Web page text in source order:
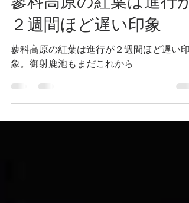
Masayuki Kano
2021年10月25日
読了時間: 3分
蓼科高原の紅葉は進行が
２週間ほど遅い印象
蓼科高原の紅葉は進行が２週間ほど遅い印
象。御射鹿池もまだこれから